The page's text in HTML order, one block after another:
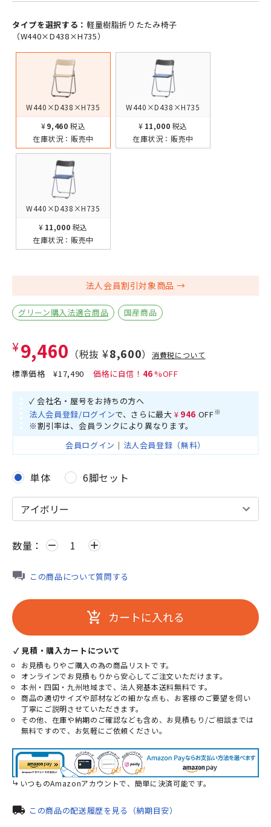
タイプを選択する： 軽量樹脂折りたたみ椅子
（W440×D438×H735）
W440×D438×H735
¥9,460 税込
在庫状況： 販売中
W440×D438×H735
¥11,000 税込
在庫状況： 販売中
W440×D438×H735
¥11,000 税込
在庫状況： 販売中
法人会員割引対象商品
グリーン購入法適合商品 国産商品
¥9,460 （税抜 ¥8,600）消費税について
標準価格¥17,490 46
✓ 会社名・屋号をお持ちの方へ
法人会員登録/ログインで、さらに最大 ¥946 OFF※
※割引率は、会員ランクにより異なります。
会員ログイン ｜ 法人会員登録（無料）
単体 6脚セット
数量： remove add
この商品について質問する
add_shopping_cart カートに入れる
✓ 見積・購入カートについて
お見積もりやご購入の為の商品リストです。
オンラインでお見積もりから安心してご注文いただけます。
本州・四国・九州地域まで、法人宛基本送料無料です。
商品の適切サイズや部材などの細かな点も、お客様のご要望を伺い
丁寧にご説明させていただきます。
その他、在庫や納期のご確認なども含め、お見積もり/ご相談までは
無料ですので、お気軽にご依頼ください。
いつものAmazonアカウントで、簡単に決済可能です。
local_shipping この商品の配送履歴を見る（納期目安）